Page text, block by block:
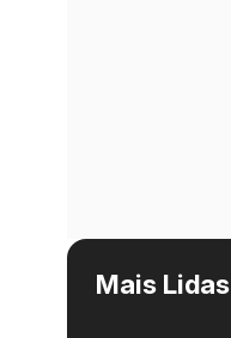
Mais Lidas